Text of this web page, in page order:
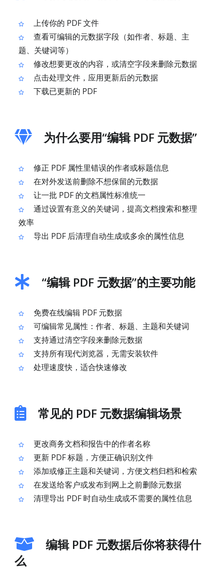
上传你的 PDF 文件
查看可编辑的元数据字段（如作者、标题、主
题、关键词等）
修改想要更改的内容，或清空字段来删除元数据
点击处理文件，应用更新后的元数据
下载已更新的 PDF
为什么要用“编辑 PDF 元数据”
修正 PDF 属性里错误的作者或标题信息
在对外发送前删除不想保留的元数据
让一批 PDF 的文档属性标准统一
通过设置有意义的关键词，提高文档搜索和整理
效率
导出 PDF 后清理自动生成或多余的属性信息
“编辑 PDF 元数据”的主要功能
免费在线编辑 PDF 元数据
可编辑常见属性：作者、标题、主题和关键词
支持通过清空字段来删除元数据
支持所有现代浏览器，无需安装软件
处理速度快，适合快速修改
常见的 PDF 元数据编辑场景
更改商务文档和报告中的作者名称
更新 PDF 标题，方便正确识别文件
添加或修正主题和关键词，方便文档归档和检索
在发送给客户或发布到网上之前删除元数据
清理导出 PDF 时自动生成或不需要的属性信息
编辑 PDF 元数据后你将获得什
么